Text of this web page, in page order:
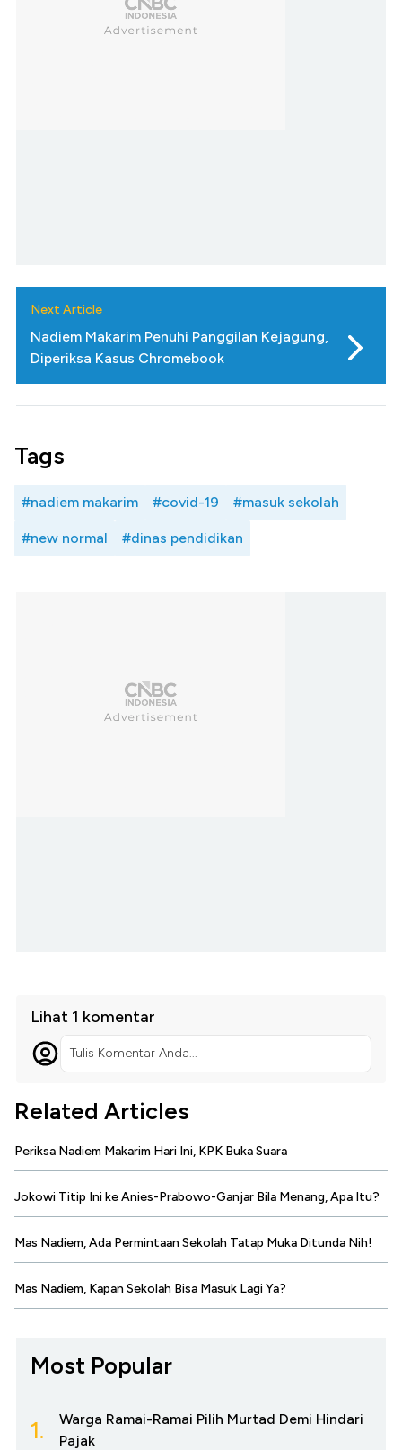
Next Article
Nadiem Makarim Penuhi Panggilan Kejagung,
Diperiksa Kasus Chromebook
Tags
#nadiem makarim #covid-19 #masuk sekolah
#new normal #dinas pendidikan
Lihat 1 komentar
Tulis Komentar Anda...
Related Articles
Periksa Nadiem Makarim Hari Ini, KPK Buka Suara
Jokowi Titip Ini ke Anies-Prabowo-Ganjar Bila Menang, Apa Itu?
Mas Nadiem, Ada Permintaan Sekolah Tatap Muka Ditunda Nih!
Mas Nadiem, Kapan Sekolah Bisa Masuk Lagi Ya?
Most Popular
1.
Warga Ramai-Ramai Pilih Murtad Demi Hindari
Pajak